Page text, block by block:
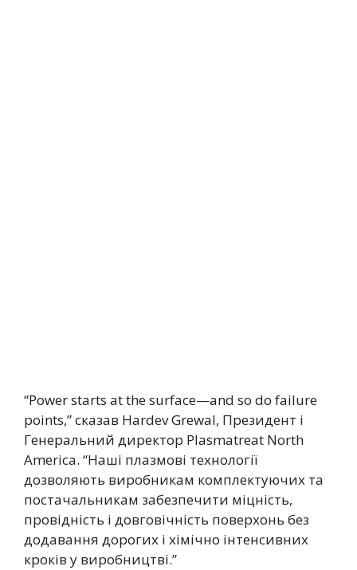
“Power starts at the surface—and so do failure
points,” сказав Hardev Grewal, Президент і
Генеральний директор Plasmatreat North
America. “Наші плазмові технології
дозволяють виробникам комплектуючих та
постачальникам забезпечити міцність,
провідність і довговічність поверхонь без
додавання дорогих і хімічно інтенсивних
кроків у виробництві.”